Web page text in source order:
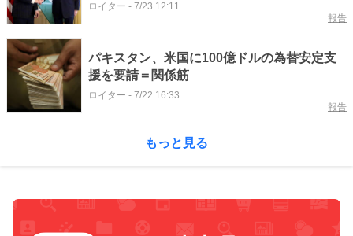
ロイター - 7/23 12:11
報告
パキスタン、米国に100億ドルの為替安定支
援を要請＝関係筋
ロイター - 7/22 16:33
報告
もっと見る